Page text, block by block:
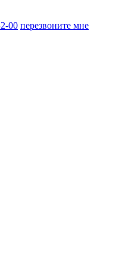
00 перезвоните мне